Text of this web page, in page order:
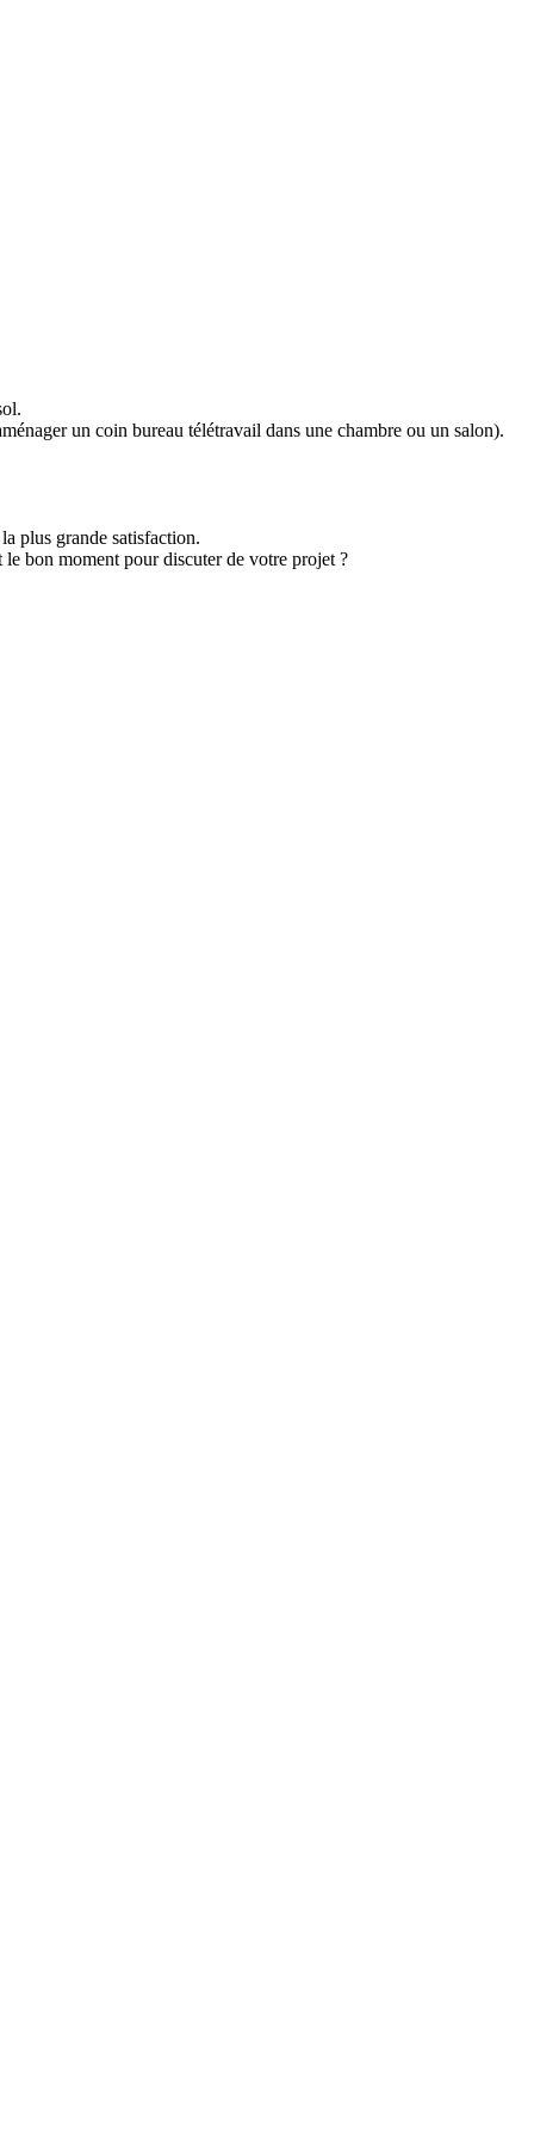
un coin bureau télétravail dans une chambre ou un salon).
plus grande satisfaction.
le bon moment pour discuter de votre projet ?